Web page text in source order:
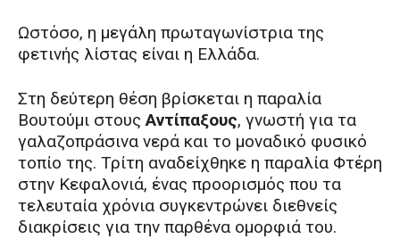
Ωστόσο, η μεγάλη πρωταγωνίστρια της
φετινής λίστας είναι η Ελλάδα.
Στη δεύτερη θέση βρίσκεται η παραλία
Βουτούμι στουςΑντίπαξους, γνωστή για τα
γαλαζοπράσινα νερά και το μοναδικό φυσικό
τοπίο της. Τρίτη αναδείχθηκε η παραλία Φτέρη
στην Κεφαλονιά, ένας προορισμός που τα
τελευταία χρόνια συγκεντρώνει διεθνείς
διακρίσεις για την παρθένα ομορφιά του.